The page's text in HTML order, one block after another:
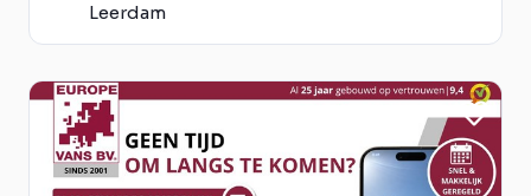
Leerdam